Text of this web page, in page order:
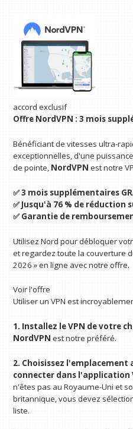
accord exclusif
Offre NordVPN : 3 mois
Bénéficiant de vitesses ultra-
exceptionnelles, d'une
de pointe, NordVPN est notre
✅ 3 mois supplémentaires
✅ Jusqu'à 76 % de réduction
✅ Garantie de
Utilisez Nord pour débloquer
et regardez toute la couverture
2026 » en ligne avec notre offre.
Voir l'offre
Utiliser un VPN est
1. Installez le VPN de votre
NordVPN est notre préféré.
2. Choisissez
connecter dans l'application
n'êtes pas au Royaume-Uni et
britannique, vous devez
liste.